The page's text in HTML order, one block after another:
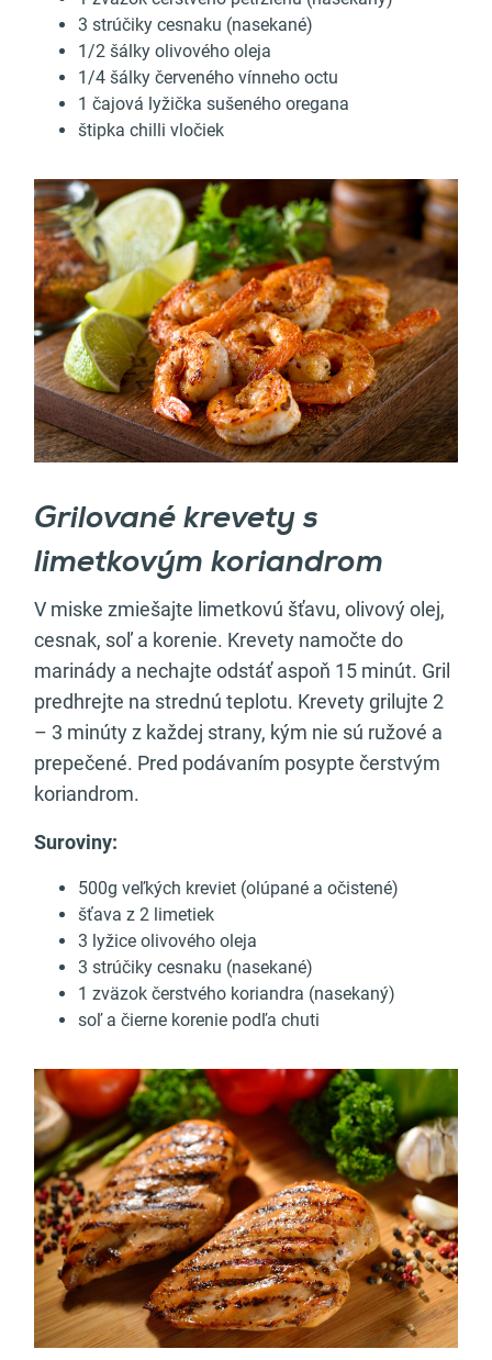
3 strúčiky cesnaku (nasekané)
1/2 šálky olivového oleja
1/4 šálky červeného vínneho octu
1 čajová lyžička sušeného oregana
štipka chilli vločiek
Grilované krevety s
limetkovým koriandrom
V miske zmiešajte limetkovú šťavu, olivový olej,
cesnak, soľ a korenie. Krevety namočte do
marinády a nechajte odstáť aspoň 15 minút. Gril
predhrejte na strednú teplotu. Krevety grilujte 2
– 3 minúty z každej strany, kým nie sú ružové a
prepečené. Pred podávaním posypte čerstvým
koriandrom.
Suroviny:
500g veľkých kreviet (olúpané a očistené)
šťava z 2 limetiek
3 lyžice olivového oleja
3 strúčiky cesnaku (nasekané)
1 zväzok čerstvého koriandra (nasekaný)
soľ a čierne korenie podľa chuti